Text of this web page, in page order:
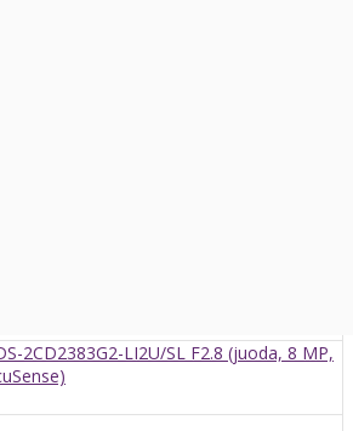
2CD2383G2-LI2U/SL F2.8 (juoda, 8 MP,